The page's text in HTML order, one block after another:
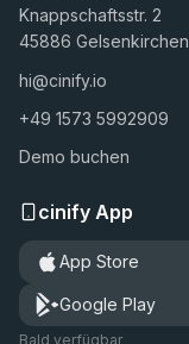
Knappschaftsstr. 2
45886 Gelsenkirchen
hi@cinify.io
+49 1573 5992909
Demo buchen
cinify App
App Store
Google Play
Bald verfügbar